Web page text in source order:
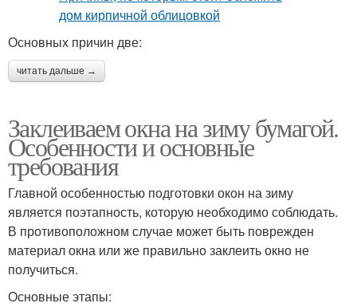
Основных причин две:
читать дальше →
Заклеиваем окна на зиму бумагой.
Особенности и основные
требования
Главной особенностью подготовки окон на зиму
является поэтапность, которую необходимо соблюдать.
В противоположном случае может быть поврежден
материал окна или же правильно заклеить окно не
получиться.
Основные этапы: